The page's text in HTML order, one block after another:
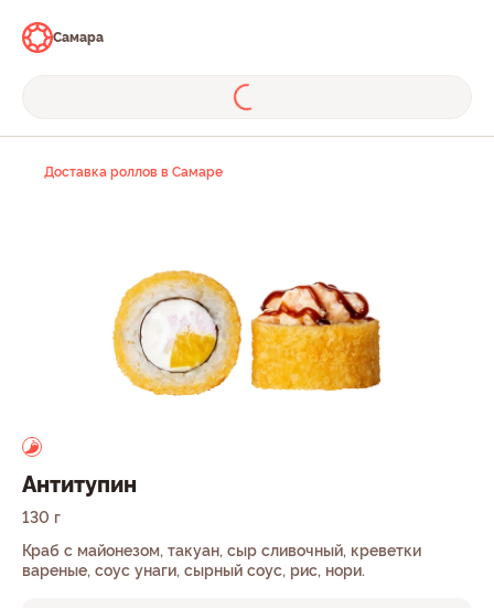
Самара
Доставка роллов в Самаре
Антитупин
130 г
Краб с майонезом, такуан, сыр сливочный, креветки
вареные, соус унаги, сырный соус, рис, нори.